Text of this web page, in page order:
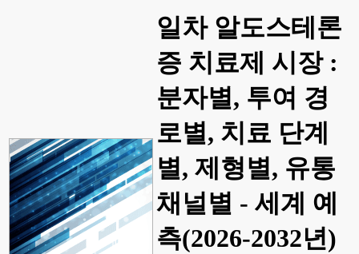
일차 알도스테론
증 치료제 시장 :
분자별, 투여 경
로별, 치료 단계
별, 제형별, 유통
채널별 - 세계 예
측(2026-2032년)